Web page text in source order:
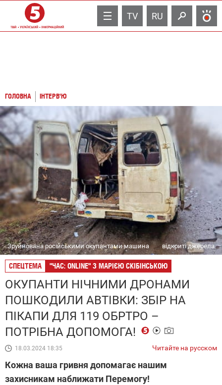
TV RU
ГОЛОВНА ІНТЕРВ'Ю
Зруйнована російськими окупантами машина відкриті джерела
СПЕЦТЕМА "ЧАС: ONLINE" З МАРІЄЮ СКІБІНСЬКОЮ
ОКУПАНТИ НІЧНИМИ ДРОНАМИ
ПОШКОДИЛИ АВТІВКИ: ЗБІР НА
ПІКАПИ ДЛЯ 119 ОБРТРО –
ПОТРІБНА ДОПОМОГА!
18.03.2024 18:35 Читайте на русском
Кожна ваша гривня допомагає нашим
захисникам наближати Перемогу!